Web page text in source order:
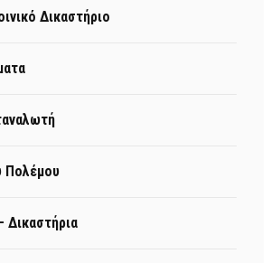
Δικαστήριο
Πολέμου
Δικαστήρια